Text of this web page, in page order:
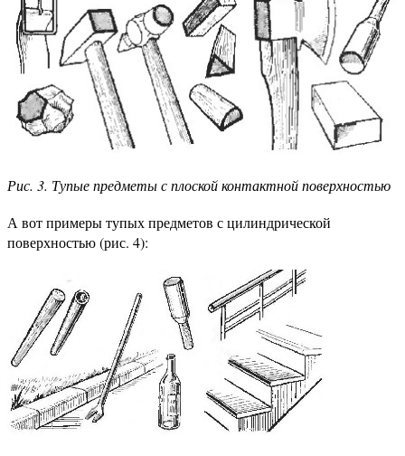
Рис. 3. Тупые предметы с плоской контактной поверхностью
А вот примеры тупых предметов с цилиндрической
поверхностью (рис. 4):